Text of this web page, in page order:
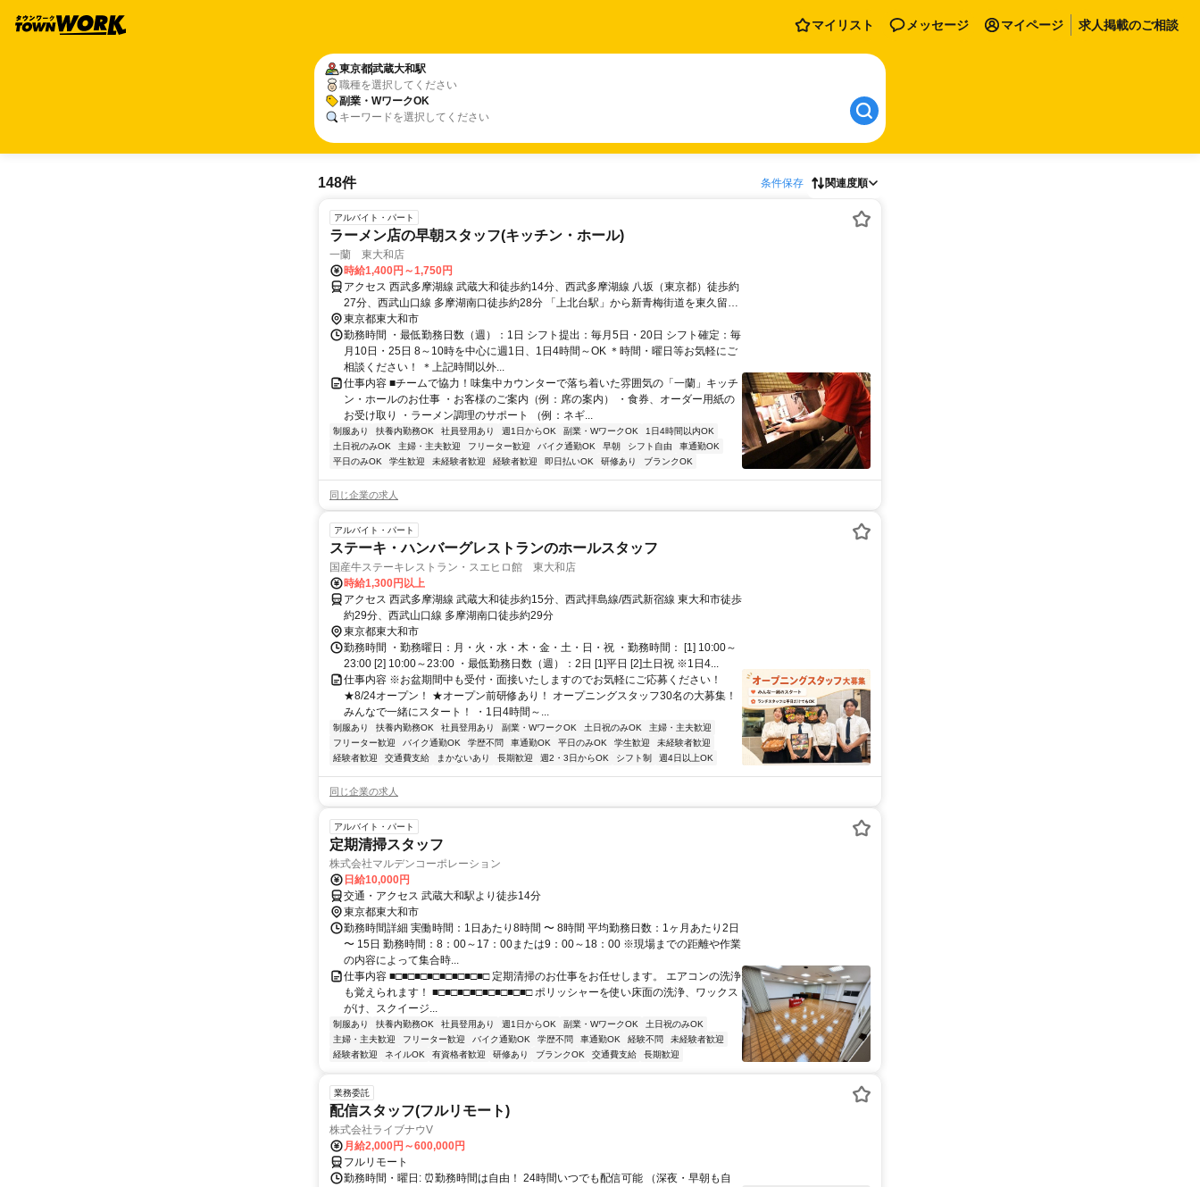
マイリスト メッセージ マイページ 求人掲載のご相談
東京都武蔵大和駅
職種を選択してください
副業・WワークOK
キーワードを選択してください
148件 条件保存 関連度順
アルバイト・パート
ラーメン店の早朝スタッフ(キッチン・ホール)
一蘭 東大和店
時給1,400円～1,750円
アクセス 西武多摩湖線 武蔵大和徒歩約14分、西武多摩湖線 八坂（東京都）徒歩約
27分、西武山口線 多摩湖南口徒歩約28分 「上北台駅」から新青梅街道を東久留米
市方面へ車で7分
東京都東大和市
勤務時間 ・最低勤務日数（週）：1日 シフト提出：毎月5日・20日 シフト確定：毎
月10日・25日 8～10時を中心に週1日、1日4時間～OK ＊時間・曜日等お気軽にご
相談ください！ ＊上記時間以外...
仕事内容 ■チームで協力！味集中カウンターで落ち着いた雰囲気の「一蘭」キッチ
ン・ホールのお仕事 ・お客様のご案内（例：席の案内） ・食券、オーダー用紙の
お受け取り ・ラーメン調理のサポート （例：ネギ...
制服あり 扶養内勤務OK 社員登用あり 週1日からOK 副業・WワークOK
1日4時間以内OK
土日祝のみOK
主婦・主夫歓迎 フリーター歓迎 バイク通勤OK 早朝 シフト自由
車通勤OK
平日のみOK
学生歓迎 未経験者歓迎 経験者歓迎 即日払いOK 研修あり ブランクOK
同じ企業の求人
アルバイト・パート
ステーキ・ハンバーグレストランのホールスタッフ
国産牛ステーキレストラン・スエヒロ館 東大和店
時給1,300円以上
アクセス 西武多摩湖線 武蔵大和徒歩約15分、西武拝島線/西武新宿線 東大和市徒歩
約29分、西武山口線 多摩湖南口徒歩約29分
東京都東大和市
勤務時間 ・勤務曜日：月・火・水・木・金・土・日・祝 ・勤務時間： [1] 10:00～
23:00 [2] 10:00～23:00 ・最低勤務日数（週）：2日 [1]平日 [2]土日祝 ※1日4...
仕事内容 ※お盆期間中も受付・面接いたしますのでお気軽にご応募ください！
★8/24オープン！ ★オープン前研修あり！ オープニングスタッフ30名の大募集！
みんなで一緒にスタート！ ・1日4時間～...
制服あり 扶養内勤務OK 社員登用あり 副業・WワークOK 土日祝のみOK
主婦・主夫歓迎
フリーター歓迎
バイク通勤OK 学歴不問 車通勤OK 平日のみOK 学生歓迎
未経験者歓迎
経験者歓迎
交通費支給 まかないあり 長期歓迎 週2・3日からOK シフト制 週4日以上OK
同じ企業の求人
アルバイト・パート
定期清掃スタッフ
株式会社マルデンコーポレーション
日給10,000円
交通・アクセス 武蔵大和駅より徒歩14分
東京都東大和市
勤務時間詳細 実働時間：1日あたり8時間 〜 8時間 平均勤務日数：1ヶ月あたり2日
〜 15日 勤務時間：8：00～17：00または9：00～18：00 ※現場までの距離や作業
の内容によって集合時...
仕事内容 ■□■□■□■□■□■□■□■□ 定期清掃のお仕事をお任せします。 エアコンの洗浄
も覚えられます！ ■□■□■□■□■□■□■□■□ ポリッシャーを使い床面の洗浄、ワックス
がけ、スクイージ...
制服あり 扶養内勤務OK 社員登用あり 週1日からOK 副業・WワークOK
土日祝のみOK
主婦・主夫歓迎
フリーター歓迎 バイク通勤OK 学歴不問 車通勤OK 経験不問
未経験者歓迎
経験者歓迎
ネイルOK 有資格者歓迎 研修あり ブランクOK 交通費支給 長期歓迎
業務委託
配信スタッフ(フルリモート)
株式会社ライブナウV
月給2,000円～600,000円
フルリモート
勤務時間・曜日: ⏰勤務時間は自由！ 24時間いつでも配信可能 （深夜・早朝も自